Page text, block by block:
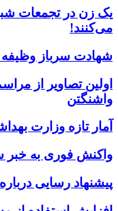
یک زن در تجمعات
می‌کنند!
شهادت سرباز وظیفه
اولین تصاویر از
واشنگتن
آمار تازه وزارت
واکنش فوری به
پیشنهاد رسایی